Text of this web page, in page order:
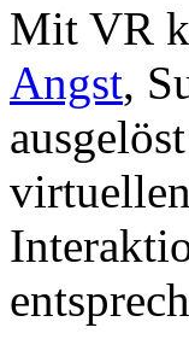
Mit VR
Angst,